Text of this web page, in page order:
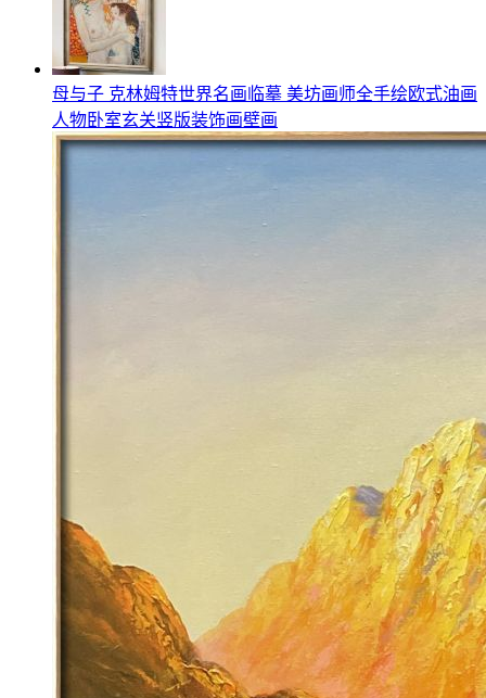
母与子 克林姆特世界名画临摹 美坊画师全手绘欧式油画
人物卧室玄关竖版装饰画壁画